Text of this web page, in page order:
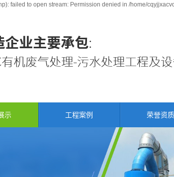
failed to open stream: Permission denied in /home/
示 工程案例 荣誉资质